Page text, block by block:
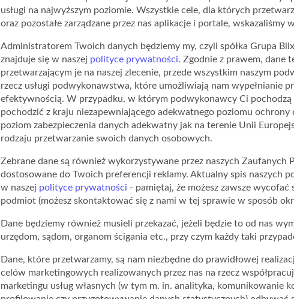
Ważna: 12.06.2026 - 31.12.2026
usługi na najwyższym poziomie. Wszystkie cele, dla których
oraz pozostałe zarządzane przez nas aplikacje i portale, wskazaliśmy
Administratorem Twoich danych będziemy my, czyli spółka Grupa
znajduje się w naszej polityce prywatności. Zgodnie z prawem, dane
przetwarzającym je na naszej zlecenie, przede wszystkim naszym
rzecz usługi podwykonawstwa, które umożliwiają nam wypełnianie
efektywnością. W przypadku, w którym podwykonawcy Ci pochodzą
pochodzić z kraju niezapewniającego adekwatnego poziomu
poziom zabezpieczenia danych adekwatny jak na terenie Unii
rodzaju przetwarzanie swoich danych osobowych.
Zebrane dane są również wykorzystywane przez naszych
dostosowane do Twoich preferencji reklamy. Aktualny spis naszych
w naszej polityce prywatności - pamiętaj, że możesz zawsze
podmiot (możesz skontaktować się z nami w tej sprawie w sposób
Dane będziemy również musieli przekazać, jeżeli będzie to od nas
urzędom, sądom, organom ścigania etc., przy czym każdy taki
Dane, które przetwarzamy, są nam niezbędne do prawidłowej
celów marketingowych realizowanych przez nas na rzecz
marketingu usług własnych (w tym m. in. analityka,